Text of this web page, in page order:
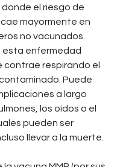
el riesgo de
mayormente en
no vacunados.
esta enfermedad
contrae respirando el
Puede
a largo
los oídos o el
pueden ser
llevar a la muerte.